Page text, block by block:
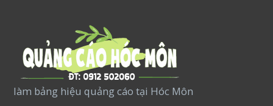
làm bảng hiệu quảng cáo tại Hóc Môn